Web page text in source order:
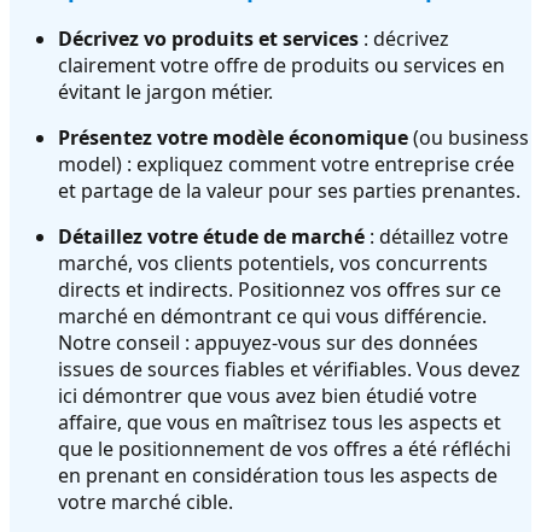
Décrivez vo produits et services : décrivez
clairement votre offre de produits ou services en
évitant le jargon métier.
Présentez votre modèle économique(ou business
model) : expliquez comment votre entreprise crée
et partage de la valeur pour ses parties prenantes.
Détaillez votre étude de marché : détaillez votre
marché, vos clients potentiels, vos concurrents
directs et indirects. Positionnez vos offres sur ce
marché en démontrant ce qui vous différencie.
Notre conseil : appuyez-vous sur des données
issues de sources fiables et vérifiables. Vous devez
ici démontrer que vous avez bien étudié votre
affaire, que vous en maîtrisez tous les aspects et
que le positionnement de vos offres a été réfléchi
en prenant en considération tous les aspects de
votre marché cible.